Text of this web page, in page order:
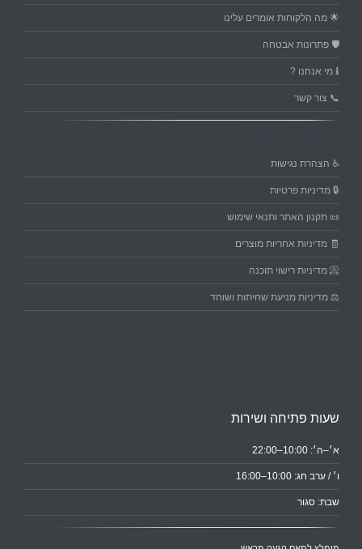
🌟 מה הלקוחות אומרים עלינו
🛡️ פתרונות אבטחה
ℹ️ מי אנחנו ?
📞 צור קשר
♿ הצהרת נגישות
🔒 מדיניות פרטיות
📜 תקנון האתר ותנאי שימוש
🧾 מדיניות אחריות מוצרים
📀 מדיניות רישוי תוכנה
⚖️ מדיניות מניעת שחיתות ושוחד
שעות פתיחה ושירות
א׳–ה׳: 10:00–22:00
ו׳ / ערב חג: 10:00–16:00
שבת: סגור